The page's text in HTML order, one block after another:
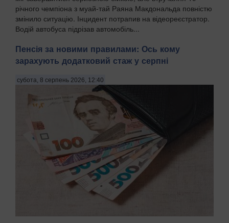
річного чемпіона з муай-тай Раяна Макдональда повністю
змінило ситуацію. Інцидент потрапив на відеореєстратор.
Водій автобуса підрізав автомобіль...
Пенсія за новими правилами: Ось кому
зарахують додатковий стаж у серпні
субота, 8 серпень 2026, 12:40